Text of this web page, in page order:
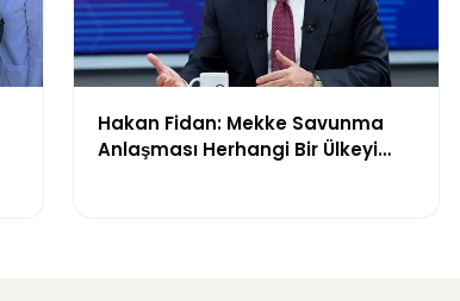
Hakan Fidan: Mekke Savunma
Anlaşması Herhangi Bir Ülkeyi